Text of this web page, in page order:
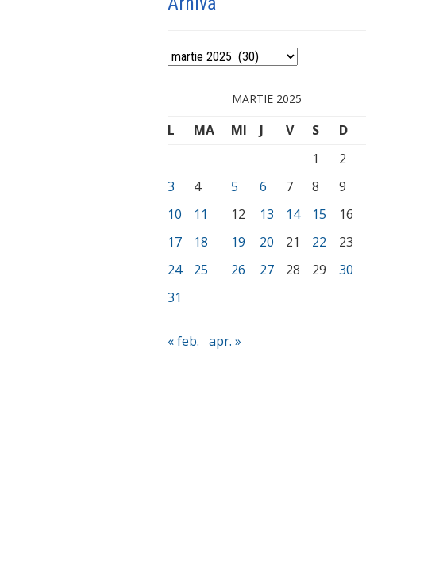
Arhivă
MARTIE 2025
L MA MI J V S
D
1
2
3
4 5 6 7 8
9
10
11 12 13 14 15
16
17
18 19 20 21 22
23
24
25 26 27 28 29
30
31
« feb. apr. »